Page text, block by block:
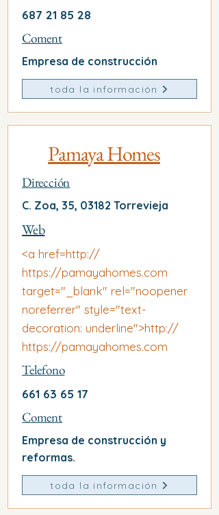
687 21 85 28
Coment
Empresa de construcción
toda la información
Pamaya Homes
Dirección
C. Zoa, 35, 03182 Torrevieja
Web
<a href=http://
https://pamayahomes.com
target="_blank" rel="noopener
noreferrer" style="text-
decoration: underline">http://
https://pamayahomes.com
Telefono
661 63 65 17
Coment
Empresa de construcción y
reformas.
toda la información